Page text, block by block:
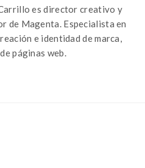
es director creativo y
de Magenta. Especialista en
e identidad de marca,
páginas web.